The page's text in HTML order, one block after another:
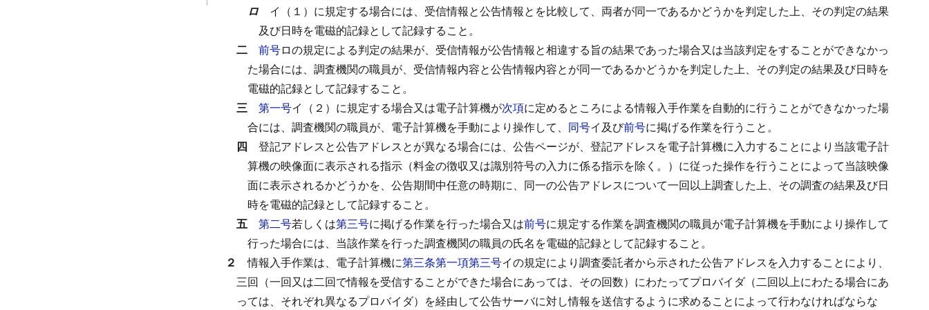
ロ イ（１）に規定する場合には、受信情報と公告情報とを比較して、両者が同一であるかどうかを判定した上、その判定の結果
及び日時を電磁的記録として記録すること。
二 前号ロの規定による判定の結果が、受信情報が公告情報と相違する旨の結果であった場合又は当該判定をすることができなかっ
た場合には、調査機関の職員が、受信情報内容と公告情報内容とが同一であるかどうかを判定した上、その判定の結果及び日時を
電磁的記録として記録すること。
三 第一号イ（２）に規定する場合又は電子計算機が次項に定めるところによる情報入手作業を自動的に行うことができなかった場
合には、調査機関の職員が、電子計算機を手動により操作して、 同号イ及び前号に掲げる作業を行うこと。
四 登記アドレスと公告アドレスとが異なる場合には、公告ページが、登記アドレスを電子計算機に入力することにより当該電子計
算機の映像面に表示される指示（料金の徴収又は識別符号の入力に係る指示を除く。）に従った操作を行うことによって当該映像
面に表示されるかどうかを、公告期間中任意の時期に、同一の公告アドレスについて一回以上調査した上、その調査の結果及び日
時を電磁的記録として記録すること。
五 第二号若しくは第三号に掲げる作業を行った場合又は前号に規定する作業を調査機関の職員が電子計算機を手動により操作して
行った場合には、当該作業を行った調査機関の職員の氏名を電磁的記録として記録すること。
２情報入手作業は、電子計算機に第三条第一項第三号イの規定により調査委託者から示された公告アドレスを入力することにより、
三回（一回又は二回で情報を受信することができた場合にあっては、その回数）にわたってプロバイダ（二回以上にわたる場合にあ
っては、それぞれ異なるプロバイダ）を経由して公告サーバに対し情報を送信するように求めることによって行わなければならな